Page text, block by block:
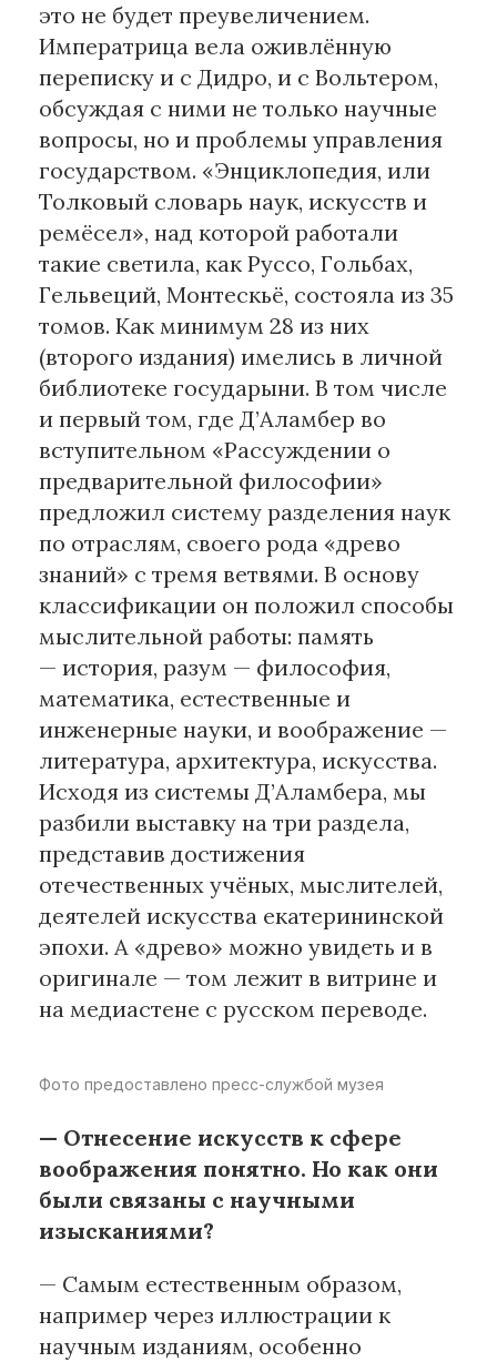
это не будет преувеличением.
Императрица вела оживлённую
переписку и с Дидро, и с Вольтером,
обсуждая с ними не только научные
вопросы, но и проблемы управления
государством. «Энциклопедия, или
Толковый словарь наук, искусств и
ремёсел», над которой работали
такие светила, как Руссо, Гольбах,
Гельвеций, Монтескьё, состояла из 35
томов. Как минимум 28 из них
(второго издания) имелись в личной
библиотеке государыни. В том числе
и первый том, где Д’Аламбер во
вступительном «Рассуждении о
предварительной философии»
предложил систему разделения наук
по отраслям, своего рода «древо
знаний» с тремя ветвями. В основу
классификации он положил способы
мыслительной работы: память
— история, разум — философия,
математика, естественные и
инженерные науки, и воображение —
литература, архитектура, искусства.
Исходя из системы Д’Аламбера, мы
разбили выставку на три раздела,
представив достижения
отечественных учёных, мыслителей,
деятелей искусства екатерининской
эпохи. А «древо» можно увидеть и в
оригинале — том лежит в витрине и
на медиастене с русском переводе.
Фото предоставлено пресс-службой музея
— Отнесение искусств к сфере
воображения понятно. Но как они
были связаны с научными
изысканиями?
— Самым естественным образом,
например через иллюстрации к
научным изданиям, особенно